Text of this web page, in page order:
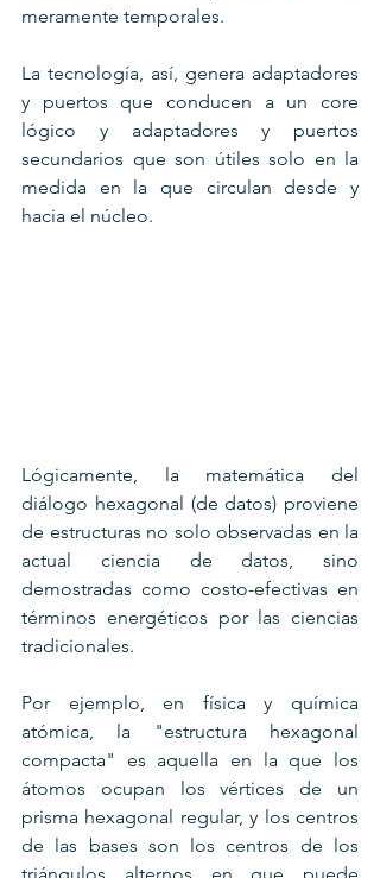
meramente temporales.
La tecnología, así, genera adaptadores
y puertos que conducen a un core
lógico y adaptadores y puertos
secundarios que son útiles solo en la
medida en la que circulan desde y
hacia el núcleo.
Lógicamente, la matemática del
diálogo hexagonal (de datos) proviene
de estructuras no solo observadas en la
actual ciencia de datos, sino
demostradas como costo-efectivas en
términos energéticos por las ciencias
tradicionales.
Por ejemplo, en física y química
atómica, la "estructura hexagonal
compacta" es aquella en la que los
átomos ocupan los vértices de un
prisma hexagonal regular, y los centros
de las bases son los centros de los